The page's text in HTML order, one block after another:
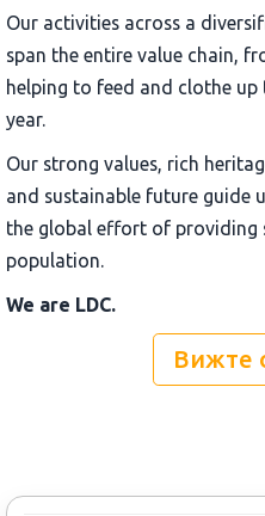
Our activities across a
span the entire value chain,
helping to feed and clothe
year.
Our strong values, rich
and sustainable future guide
the global effort of providing
population.
We are LDC.
Вижте